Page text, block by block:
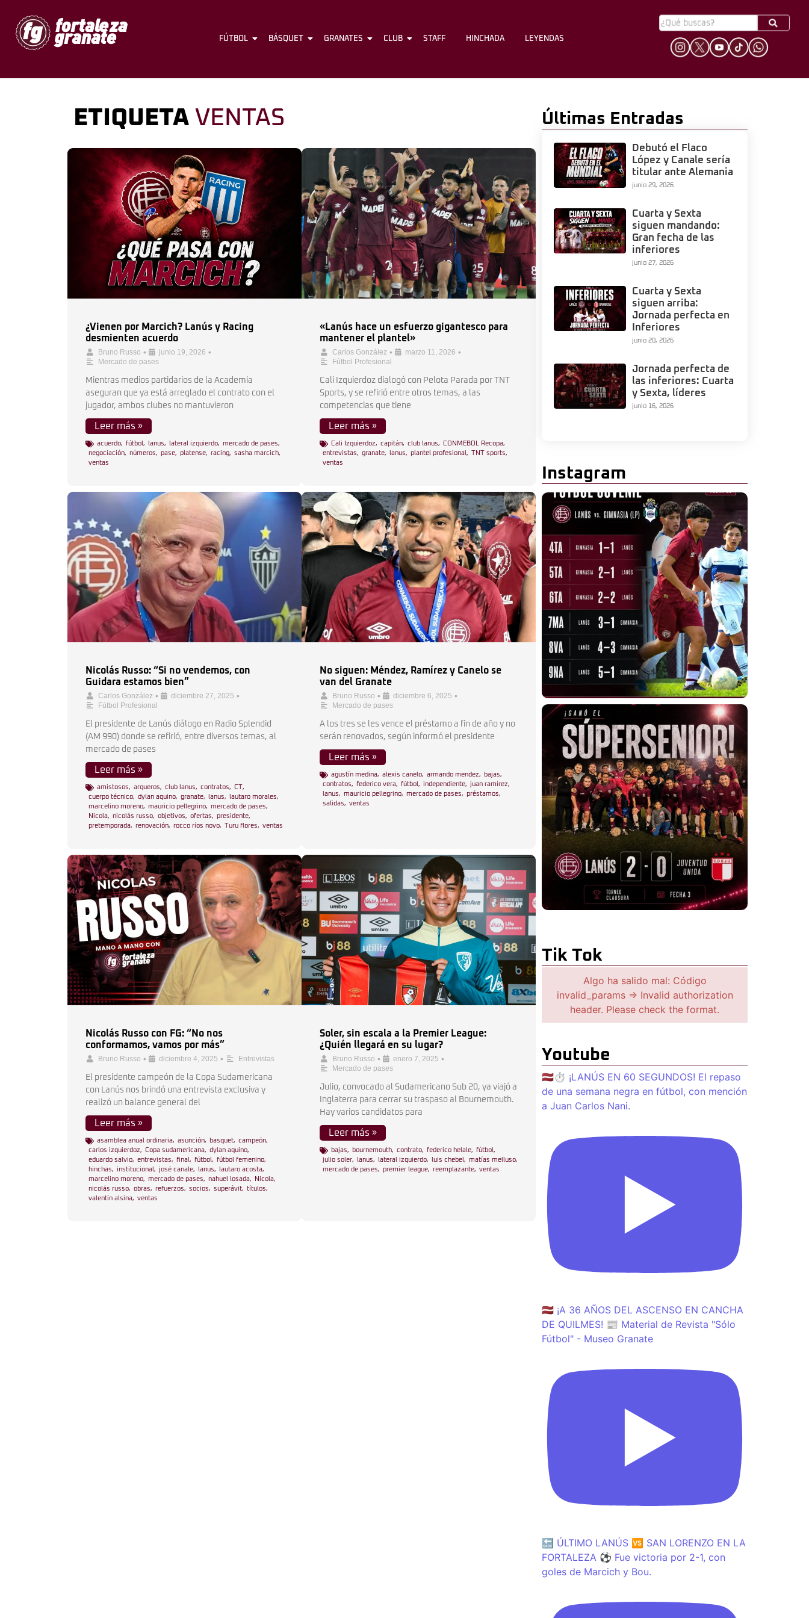
FÚTBOL BÁSQUET GRANATES CLUB STAFF HINCHADA
FÚTBOL BÁSQUET GRANATES CLUB STAFF HINCHADA LEYENDAS
ETIQUETA VENTAS
¿Vienen por Marcich? Lanús y Racing
desmienten acuerdo
Bruno Russo • junio 19, 2026 •
Mercado de pases
Mientras medios partidarios de la Academia
aseguran que ya está arreglado el contrato con el
jugador, ambos clubes no mantuvieron
Leer más »
acuerdo, fútbol , lanus, lateral izquierdo, mercado de pases,
negociación, números, pase, platense, racing, sasha marcich,
ventas
«Lanús hace un esfuerzo gigantesco para
mantener el plantel»
Carlos González • marzo 11, 2026 •
Fútbol Profesional
Cali Izquierdoz dialogó con Pelota Parada por TNT
Sports, y se refirió entre otros temas, a las
competencias que tiene
Leer más »
Cali Izquierdoz, capitán, club lanus, CONMEBOL Recopa,
entrevistas, granate, lanus, plantel profesional , TNT sports,
ventas
Nicolás Russo: “Si no vendemos, con
Guidara estamos bien”
Carlos González • diciembre 27, 2025 •
Fútbol Profesional
El presidente de Lanús diálogo en Radio Splendid
(AM 990) donde se refirió, entre diversos temas, al
mercado de pases
Leer más »
amistosos, arqueros, club lanus, contratos, CT,
cuerpo técnico, dylan aquino, granate, lanus, lautaro morales,
marcelino moreno, mauricio pellegrino, mercado de pases,
Nicola, nicolás russo, objetivos, ofertas, presidente,
pretemporada, renovación, rocco ríos novo, Turu flores, ventas
No siguen: Méndez, Ramírez y Canelo se
van del Granate
Bruno Russo • diciembre 6, 2025 •
Mercado de pases
A los tres se les vence el préstamo a fin de año y no
serán renovados, según informó el presidente
Leer más »
agustín medina, alexis canelo, armando mendez, bajas,
contratos, federico vera, fútbol , independiente, juan ramírez,
lanus, mauricio pellegrino, mercado de pases, préstamos,
salidas, ventas
Nicolás Russo con FG: “No nos
conformamos, vamos por más”
Bruno Russo • diciembre 4, 2025 • Entrevistas
El presidente campeón de la Copa Sudamericana
con Lanús nos brindó una entrevista exclusiva y
realizó un balance general del
Leer más »
asamblea anual ordinaria, asunción, basquet, campeón,
carlos izquierdoz, Copa sudamericana, dylan aquino,
eduardo salvio, entrevistas, final , fútbol , fútbol femenino,
hinchas, institucional , josé canale, lanus, lautaro acosta,
marcelino moreno, mercado de pases, nahuel losada, Nicola,
nicolás russo, obras, refuerzos, socios, superávit, títulos,
valentín alsina, ventas
Soler, sin escala a la Premier League:
¿Quién llegará en su lugar?
Bruno Russo • enero 7, 2025 •
Mercado de pases
Julio, convocado al Sudamericano Sub 20, ya viajó a
Inglaterra para cerrar su traspaso al Bournemouth.
Hay varios candidatos para
Leer más »
bajas, bournemouth, contrato, federico helale, fútbol ,
julio soler, lanus, lateral izquierdo, luis chebel , matías melluso,
mercado de pases, premier league, reemplazante, ventas
Últimas Entradas
Debutó el Flaco
López y Canale sería
titular ante Alemania
junio 29, 2026
Cuarta y Sexta
siguen mandando:
Gran fecha de las
inferiores
junio 27, 2026
Cuarta y Sexta
siguen arriba:
Jornada perfecta en
Inferiores
junio 20, 2026
Jornada perfecta de
las inferiores: Cuarta
y Sexta, líderes
junio 16, 2026
Instagram
Tik Tok
Algo ha salido mal: Código
invalid_params => Invalid authorization
header. Please check the format.
Youtube
🇱🇻⏱️ ¡LANÚS EN 60 SEGUNDOS! El repaso
de una semana negra en fútbol, con mención
a Juan Carlos Nani.
🇱🇻 ¡A 36 AÑOS DEL ASCENSO EN CANCHA
DE QUILMES! 📰 Material de Revista "Sólo
Fútbol" - Museo Granate
🔙 ÚLTIMO LANÚS 🆚 SAN LORENZO EN LA
FORTALEZA ⚽️ Fue victoria por 2-1, con
goles de Marcich y Bou.